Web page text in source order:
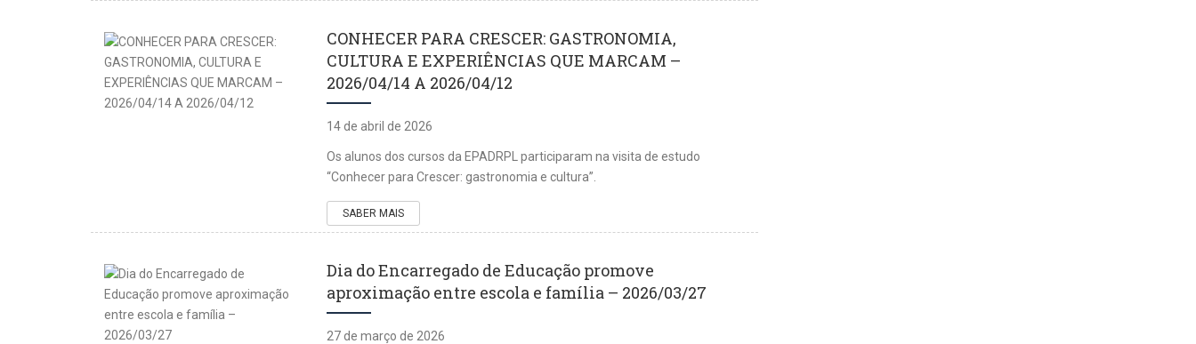
CONHECER PARA CRESCER: GASTRONOMIA,
CULTURA E EXPERIÊNCIAS QUE MARCAM –
2026/04/14 A 2026/04/12
14 de abril de 2026
Os alunos dos cursos da EPADRPL participaram na visita de estudo
“Conhecer para Crescer: gastronomia e cultura”.
SABER MAIS
Dia do Encarregado de Educação promove
aproximação entre escola e família – 2026/03/27
27 de março de 2026